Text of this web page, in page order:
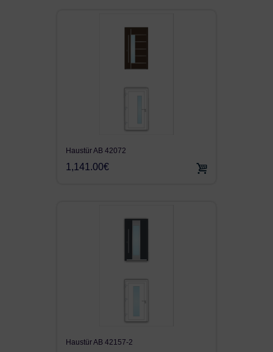
Haustür AB 42072
1,141.00€
Haustür AB 42157-2